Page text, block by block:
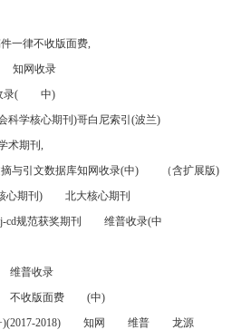
一律不收版面费,
知网收录
录(
中)
科学核心期刊)哥白尼索引(波兰)
术期刊,
与引文数据库知网收录(中)
（含扩展版)
心期刊)
北大核心期刊
cd规范获奖期刊
维普收录(中
维普收录
不收版面费
(中)
2018) 知网 维普
龙源